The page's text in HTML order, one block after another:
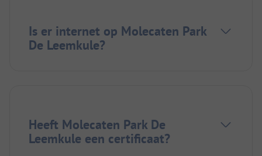
Is er internet op Molecaten Park
De Leemkule?
Heeft Molecaten Park De
Leemkule een certificaat?